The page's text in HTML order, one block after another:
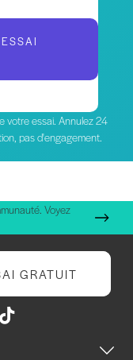
votre essai. Annulez 24
pas d'engagement.
Voyez
GRATUIT